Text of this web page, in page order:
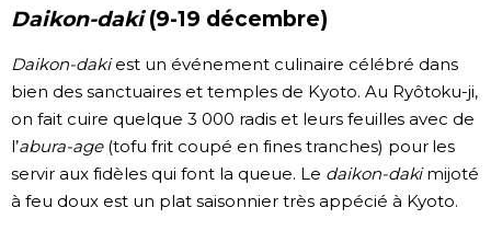
Daikon-daki(9-19 décembre)
Daikon-dakiest un événement culinaire célébré dans
bien des sanctuaires et temples de Kyoto. Au Ryôtoku-ji,
on fait cuire quelque 3 000 radis et leurs feuilles avec de
l’abura-age(tofu frit coupé en fines tranches) pour les
servir aux fidèles qui font la queue. Le daikon-dakimijoté
à feu doux est un plat saisonnier très appécié à Kyoto.